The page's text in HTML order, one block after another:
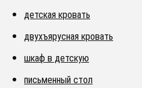
детская кровать
двухъярусная кровать
шкаф в детскую
письменный стол